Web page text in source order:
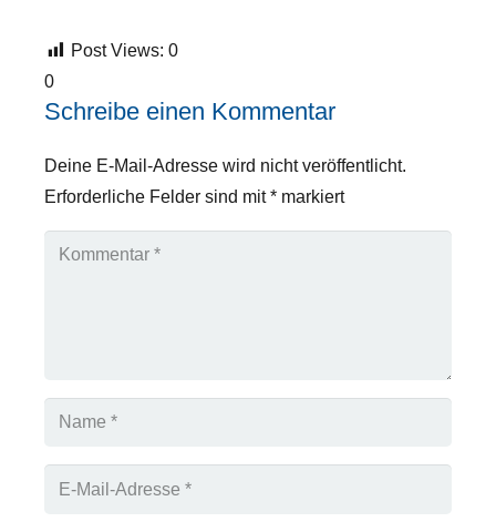
Post Views: 0
0
Schreibe einen Kommentar
Deine E-Mail-Adresse wird nicht veröffentlicht.
Erforderliche Felder sind mit* markiert